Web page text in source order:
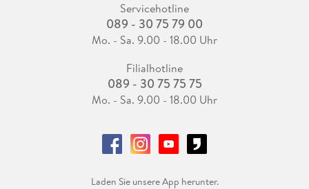
Servicehotline
089 - 30 75 79 00
Mo. - Sa. 9.00 - 18.00 Uhr
Filialhotline
089 - 30 75 75 75
Mo. - Sa. 9.00 - 18.00 Uhr
Laden Sie unsere App herunter.